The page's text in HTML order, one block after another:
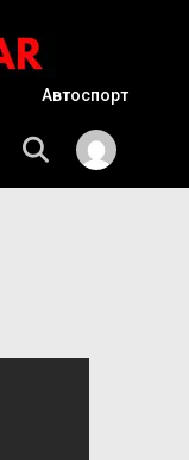
Автоспорт